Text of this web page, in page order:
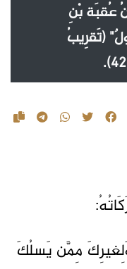
عُقبَة بْنِ
(تَقرِيبُ
مِمَّن يَسلُكَ